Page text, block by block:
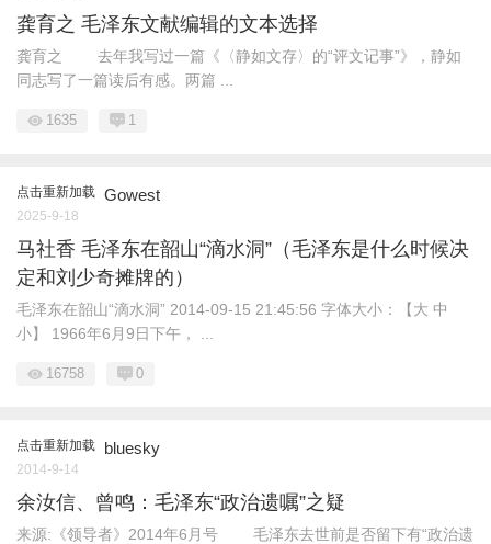
龚育之 毛泽东文献编辑的文本选择
龚育之 去年我写过一篇《〈静如文存〉的“评文记事”》，静如
同志写了一篇读后有感。两篇 ...
1635 1
点击重新加载 Gowest
2025-9-18
马社香 毛泽东在韶山“滴水洞”（毛泽东是什么时候决
定和刘少奇摊牌的）
毛泽东在韶山“滴水洞” 2014-09-15 21:45:56 字体大小：【大 中
小】 1966年6月9日下午， ...
16758 0
点击重新加载 bluesky
2014-9-14
余汝信、曾鸣：毛泽东“政治遗嘱”之疑
来源:《领导者》2014年6月号 毛泽东去世前是否留下有“政治遗